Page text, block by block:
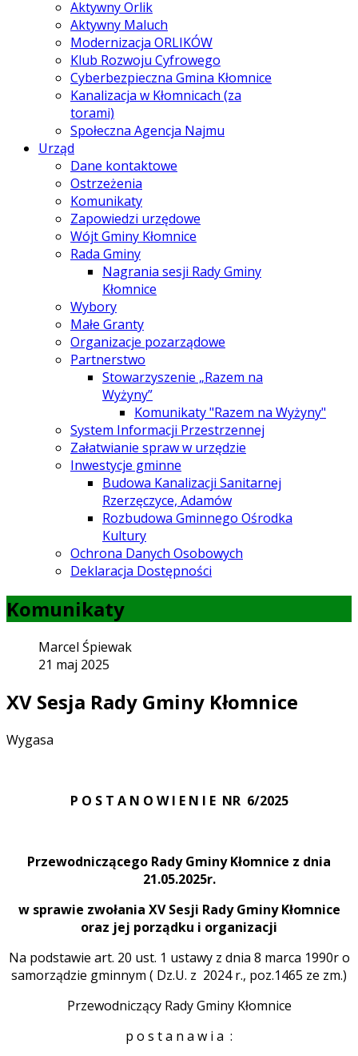
Aktywny Orlik
Aktywny Maluch
Modernizacja ORLIKÓW
Klub Rozwoju Cyfrowego
Cyberbezpieczna Gmina Kłomnice
Kanalizacja w Kłomnicach (za
torami)
Społeczna Agencja Najmu
Urząd
Dane kontaktowe
Ostrzeżenia
Komunikaty
Zapowiedzi urzędowe
Wójt Gminy Kłomnice
Rada Gminy
Nagrania sesji Rady Gminy
Kłomnice
Wybory
Małe Granty
Organizacje pozarządowe
Partnerstwo
Stowarzyszenie „Razem na
Wyżyny”
Komunikaty "Razem na Wyżyny"
System Informacji Przestrzennej
Załatwianie spraw w urzędzie
Inwestycje gminne
Budowa Kanalizacji Sanitarnej
Rzerzęczyce, Adamów
Rozbudowa Gminnego Ośrodka
Kultury
Ochrona Danych Osobowych
Deklaracja Dostępności
Komunikaty
Marcel Śpiewak
21 maj 2025
XV Sesja Rady Gminy Kłomnice
Wygasa
P O S T A N O W I E N I E NR 6/2025
Przewodniczącego Rady Gminy Kłomnice z dnia
21.05.2025r.
w sprawie zwołania XV Sesji Rady Gminy Kłomnice
oraz jej porządku i organizacji
Na podstawie art. 20 ust. 1 ustawy z dnia 8 marca 1990r o
samorządzie gminnym ( Dz.U. z 2024 r., poz.1465 ze zm.)
Przewodniczący Rady Gminy Kłomnice
p o s t a n a w i a :